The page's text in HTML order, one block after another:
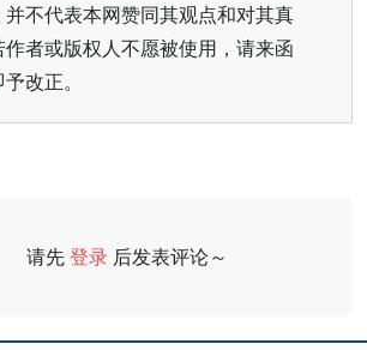
不代表本网赞同其观点和对其真
者或版权人不愿被使用，请来函
改正。
请先登录 后发表评论～